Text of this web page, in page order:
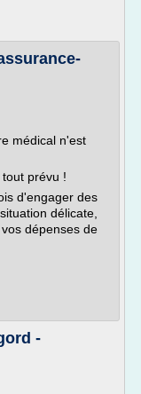
médical n'est
prévu !
d'engager des
délicate,
dépenses de
-